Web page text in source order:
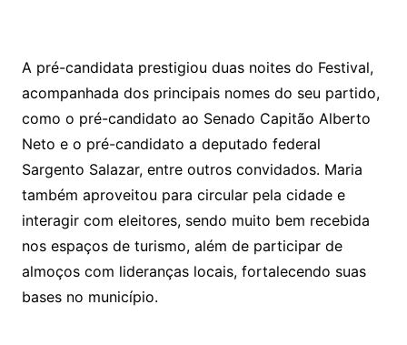
A pré-candidata prestigiou duas noites do Festival,
acompanhada dos principais nomes do seu partido,
como o pré-candidato ao Senado Capitão Alberto
Neto e o pré-candidato a deputado federal
Sargento Salazar, entre outros convidados. Maria
também aproveitou para circular pela cidade e
interagir com eleitores, sendo muito bem recebida
nos espaços de turismo, além de participar de
almoços com lideranças locais, fortalecendo suas
bases no município.